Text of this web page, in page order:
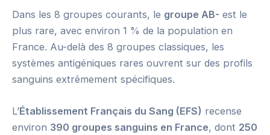
Dans les 8 groupes courants, le groupe AB- est le
plus rare, avec environ 1 % de la population en
France. Au-delà des 8 groupes classiques, les
systèmes antigéniques rares ouvrent sur des profils
sanguins extrêmement spécifiques.
L’Établissement Français du Sang (EFS) recense
environ 390 groupes sanguins en France, dont 250